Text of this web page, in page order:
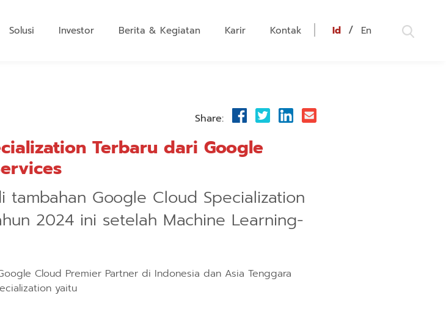
Solusi Investor Berita & Kegiatan Karir Kontak Id / En
Share:
Terbaru dari Google
Google Cloud Specialization
2024 ini setelah Machine Learning-
Cloud Premier Partner di Indonesia dan Asia Tenggara
yaitu